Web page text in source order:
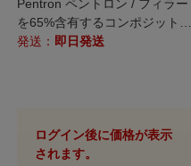
Pentron ペントロン / フィラー
を65%含有するコンポジットレ
ジン。 光照射時間を大幅に短
発送： 即日発送
ログイン後に価格が表示
されます。